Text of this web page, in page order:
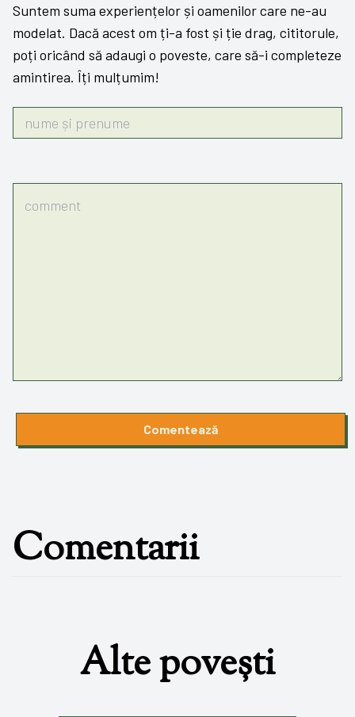
Suntem suma experiențelor și oamenilor care ne-au
modelat. Dacă acest om ți-a fost și ție drag, cititorule,
poți oricând să adaugi o poveste, care să-i completeze
amintirea. Îți mulțumim!
Comentează
Comentarii
Alte povești